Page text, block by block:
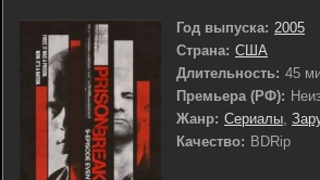
Год выпуска: 2005
Страна: США
Длительность: 45
Премьера (РФ):
Жанр: Сериалы,
Качество: BDRip